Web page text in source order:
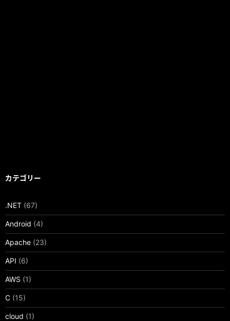
カテゴリー
.NET (67)
Android (4)
Apache (23)
API (6)
AWS (1)
C (15)
cloud (1)